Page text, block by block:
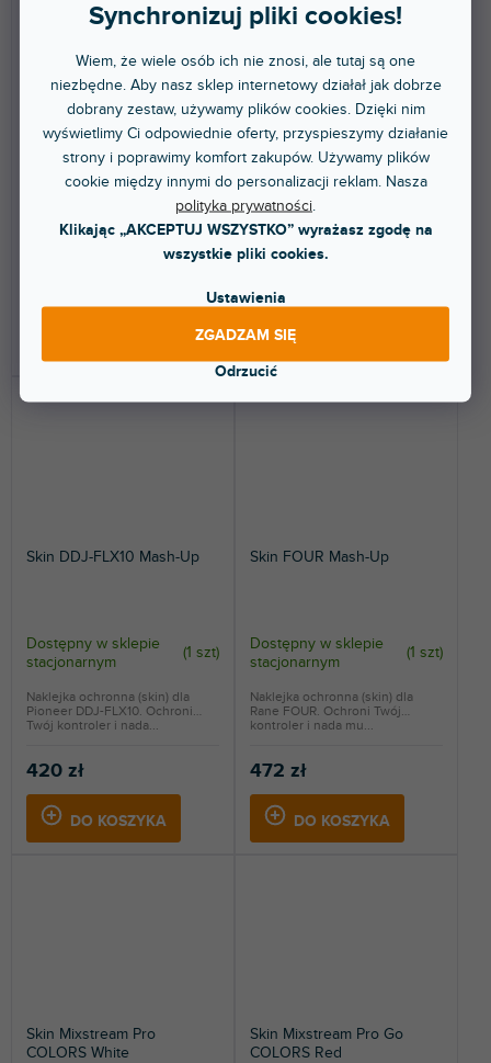
Synchronizuj pliki cookies!
Wiem, że wiele osób ich nie znosi, ale tutaj są one
niezbędne. Aby nasz sklep internetowy działał jak dobrze
dobrany zestaw, używamy plików cookies. Dzięki nim
wyświetlimy Ci odpowiednie oferty, przyspieszymy działanie
strony i poprawimy komfort zakupów. Używamy plików
cookie między innymi do personalizacji reklam. Nasza
polityka prywatności.
Klikając „AKCEPTUJ WSZYSTKO” wyrażasz zgodę na
wszystkie pliki cookies.
Ustawienia
Odrzucić
ZGADZAM SIĘ
Skin Seventy 70 COLORS
DVS Green
Dostępny w sklepie
stacjonarnym
(1 szt )
Naklejka skin do Rane Seventy
70. Ochroni Twój mikser i nada
Skin PMC-06 Pro (A - VCA)
SCRATCH STYLE White
Dostępny w sklepie
stacjonarnym
(1 szt
171 zł
DO KOSZYKA
PMC-06 Pro (A - VCA). Ochroni
Twój mikser i nada...
Skin DDJ-FLX10 Mash-Up
Dostępny w sklepie
stacjonarnym
(1 szt)
420 zł
DO KOSZYKA
Naklejka ochronna (skin) dla
Pioneer DDJ-FLX10. Ochroni
Twój kontroler i nada...
Skin FOUR Mash-Up
Dostępny w sklepie
stacjonarnym
(1 szt)
472 zł
DO KOSZYKA
Naklejka ochronna (skin) dla
Rane FOUR. Ochroni Twój
kontroler i nada mu...
Skin Mixstream Pro
COLORS White
Skin Mixstream Pro Go
COLORS Red